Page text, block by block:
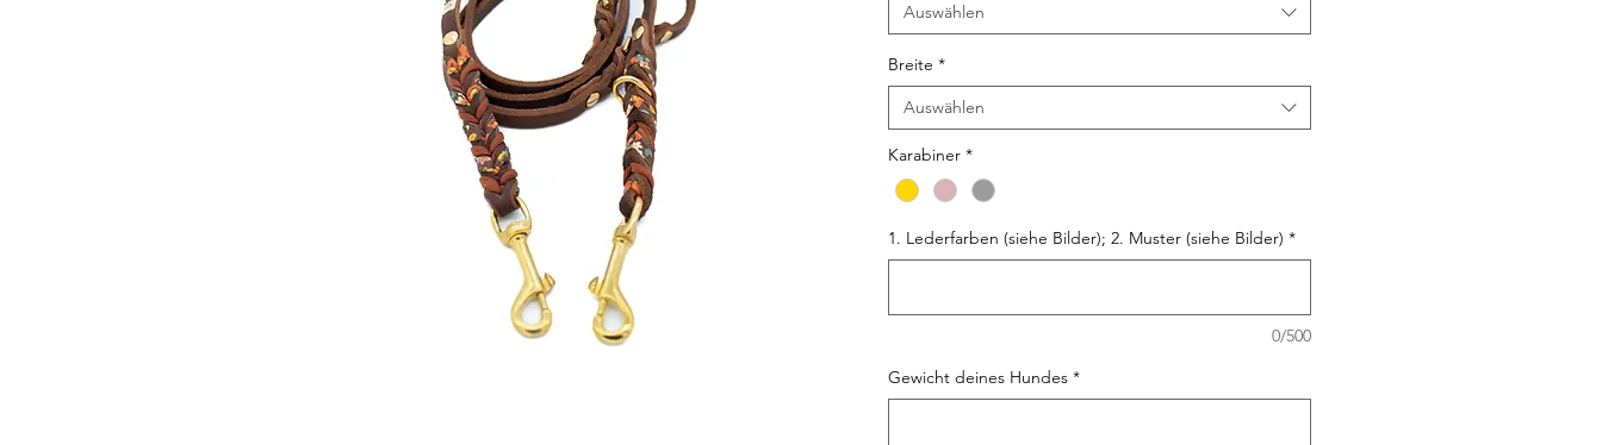
Auswählen
Breite *
Auswählen
Karabiner *
1. Lederfarben (siehe Bilder); 2. Muster (siehe Bilder) *
0/500
Gewicht deines Hundes *